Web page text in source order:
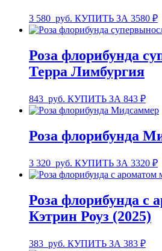
3 580 руб. КУПИТЬ ЗА 3580 ₽
Роза флорибунда
Терра Лимбургия
843 руб. КУПИТЬ ЗА 843 ₽
Роза флорибунда
3 320 руб. КУПИТЬ ЗА 3320 ₽
Роза флорибунда с
Кэтрин Роуз (2025)
383 руб. КУПИТЬ ЗА 383 ₽